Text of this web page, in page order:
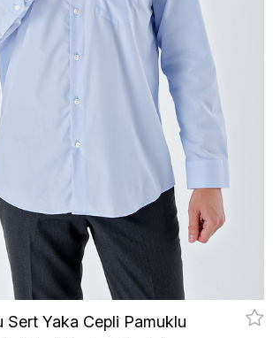
Sert Yaka Cepli Pamuklu